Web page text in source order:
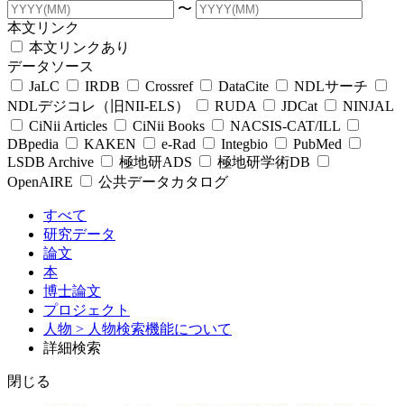
〜
本文リンク
本文リンクあり
データソース
JaLC
IRDB Crossref DataCite
NDLサーチ
NDLデジコレ（旧NII-ELS）
RUDA JDCat
NINJAL
CiNii Articles
CiNii Books
NACSIS-CAT/ILL
DBpedia
KAKEN e-Rad Integbio
PubMed
LSDB Archive
極地研ADS
極地研学術DB
OpenAIRE
公共データカタログ
すべて
研究データ
論文
本
博士論文
プロジェクト
人物 > 人物検索機能について
詳細検索
閉じる